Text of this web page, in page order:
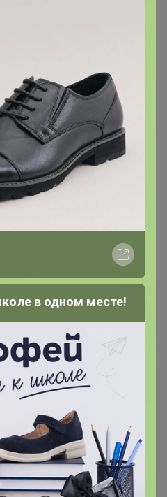
их, если это
в здешнем заказе.
указать ваши
она находится при
вы мне пересорт по
СП? еще и размер
в одном месте!